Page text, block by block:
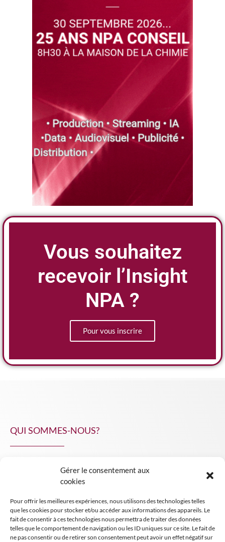
Gérer le consentement aux
cookies
Pour offrir les meilleures expériences, nous utilisons des technologies telles
que les cookies pour stocker et/ou accéder aux informations des appareils. Le
fait de consentir à ces technologies nous permettra de traiter des données
telles que le comportement de navigation ou les ID uniques sur ce site. Le fait de
ne pas consentir ou de retirer son consentement peut avoir un effet négatif sur
Vous souhaitez
recevoir l’Insight
NPA ?
Pour vous inscrire
QUI SOMMES-NOUS?
INSIGHT NPA